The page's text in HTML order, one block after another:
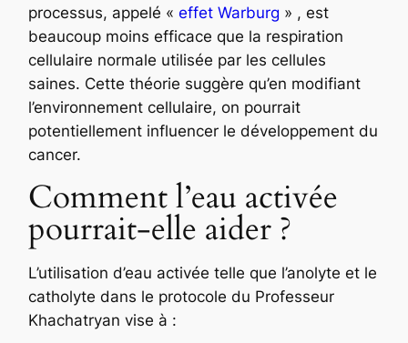
processus, appelé «effet Warburg » , est
beaucoup moins efficace que la respiration
cellulaire normale utilisée par les cellules
saines. Cette théorie suggère qu’en modifiant
l’environnement cellulaire, on pourrait
potentiellement influencer le développement du
cancer.
Comment l’eau activée
pourrait-elle aider ?
L’utilisation d’eau activée telle que l’anolyte et le
catholyte dans le protocole du Professeur
Khachatryan vise à :